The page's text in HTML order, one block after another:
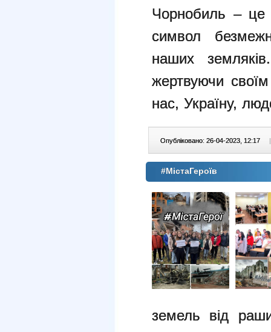
Чорнобиль – це
символ
наших
жертвуючи
нас, Україну,
Опубліковано: 26-04-2023, 12:17 |
#МістаГероїв
земель від